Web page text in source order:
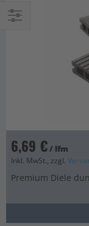
6,69 €/ lfm
Inkl. MwSt., zzgl.
Premium Diele
Einkaufsoptionen